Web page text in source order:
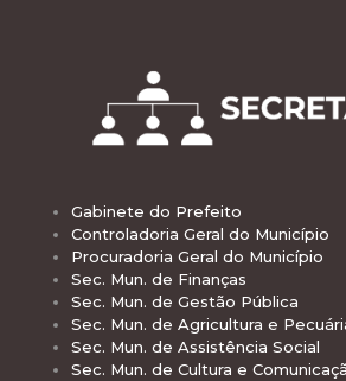
Gabinete do Prefeito
Controladoria Geral do Município
Procuradoria Geral do Município
Sec. Mun. de Finanças
Sec. Mun. de Gestão Pública
Sec. Mun. de Agricultura e
Sec. Mun. de Assistência Social
Sec. Mun. de Cultura e